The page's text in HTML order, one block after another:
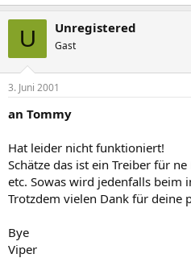
U Unregistered
Gast
3. Juni 2001
an Tommy
Hat leider nicht funktioniert!
Schätze das ist ein Treiber für
etc. Sowas wird jedenfalls beim
Trotzdem vielen Dank für deine
Bye
Viper